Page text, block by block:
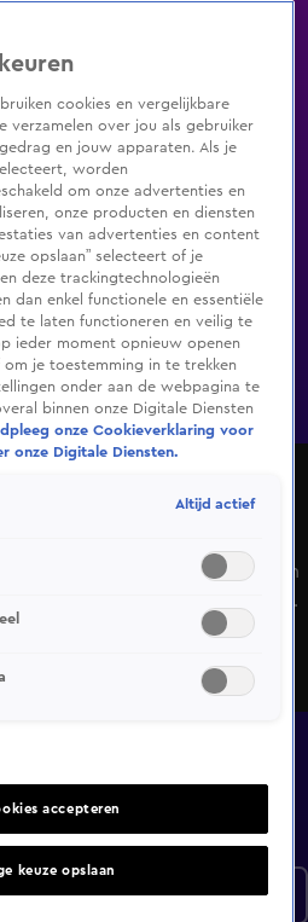
Zenders Genres
Shop
De Bondgenoten
als het perfecte wapen worden
door Alberto Stegeman
feiten die overal en dagelijks
cookies en vergelijkbare
verzamelen over jou als gebruiker
en jouw apparaten. Als je
worden
om onze advertenties en
onze producten en diensten
van advertenties en content
opslaan” selecteert of je
deze trackingtechnologieën
dan enkel functionele en essentiële
te laten functioneren en veilig te
ieder moment opnieuw openen
je toestemming in te trekken
onder aan de webpagina te
binnen onze Digitale Diensten
onze Cookieverklaring voor
onze Digitale Diensten.
Altijd actief
accepteren
keuze opslaan